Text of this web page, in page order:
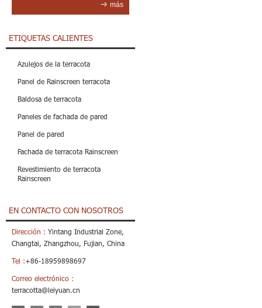
más
ETIQUETAS CALIENTES
Azulejos de la terracota
Panel de Rainscreen terracota
Baldosa de terracota
Paneles de fachada de pared
Panel de pared
Fachada de terracota Rainscreen
Revestimiento de terracota
Rainscreen
EN CONTACTO CON NOSOTROS
Dirección : Yintang Industrial Zone,
Changtai, Zhangzhou, Fujian, China
Tel :+86-18959898697
Correo electrónico :
terracotta@leiyuan.cn